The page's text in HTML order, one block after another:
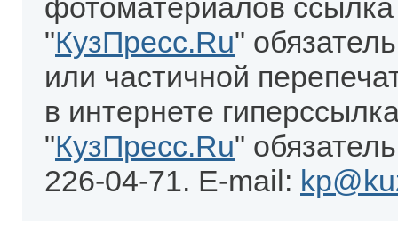
фотоматериалов
"КузПресс.Ru"
или частичной
в интернете
"КузПресс.Ru"
226-04-71. E-mail: